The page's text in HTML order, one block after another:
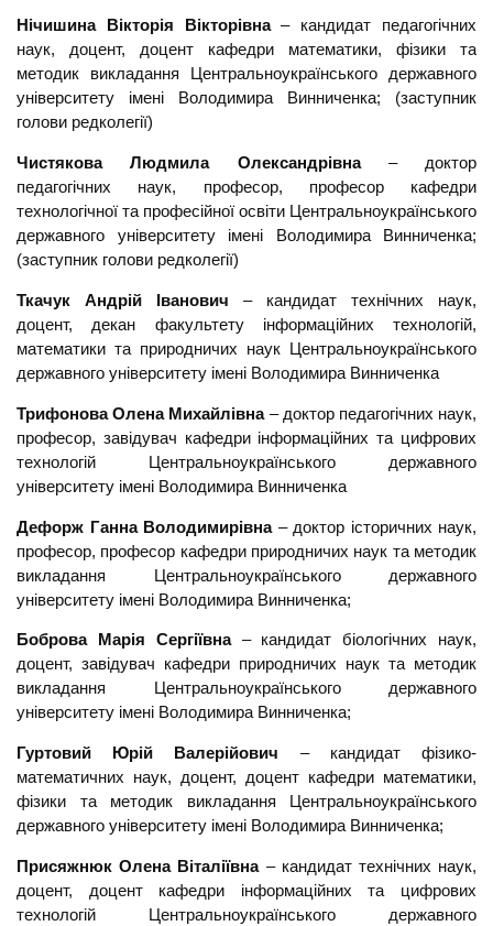
Нічишина Вікторія Вікторівна– кандидат педагогічних
наук, доцент, доцент кафедри математики, фізики та
методик викладання Центральноукраїнського державного
університету імені Володимира Винниченка; (заступник
голови редколегії)
Чистякова Людмила Олександрівна– доктор
педагогічних наук, професор, професор кафедри
технологічної та професійної освіти Центральноукраїнського
державного університету імені Володимира Винниченка;
(заступник голови редколегії)
Ткачук Андрій Іванович – кандидат технічних наук,
доцент, декан факультету інформаційних технологій,
математики та природничих наук Центральноукраїнського
державного університету імені Володимира Винниченка
Трифонова Олена Михайлівна– доктор педагогічних наук,
професор, завідувач кафедри інформаційних та цифрових
технологій Центральноукраїнського державного
університету імені Володимира Винниченка
Дефорж Ганна Володимирівна– доктор історичних наук,
професор, професор кафедри природничих наук та методик
викладання Центральноукраїнського державного
університету імені Володимира Винниченка;
Боброва Марія Сергіївна– кандидат біологічних наук,
доцент, завідувач кафедри природничих наук та методик
викладання Центральноукраїнського державного
університету імені Володимира Винниченка;
Гуртовий Юрій Валерійович – кандидат фізико-
математичних наук, доцент, доцент кафедри математики,
фізики та методик викладання Центральноукраїнського
державного університету імені Володимира Винниченка;
Присяжнюк Олена Віталіївна– кандидат технічних наук,
доцент, доцент кафедри інформаційних та цифрових
технологій Центральноукраїнського державного